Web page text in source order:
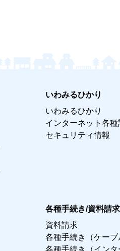
いわみるひかり
いわみるひかり
インターネット各種
セキュリティ情報
各種手続き/資料請求
資料請求
各種手続き（ケーブ
各種手続き（インタ